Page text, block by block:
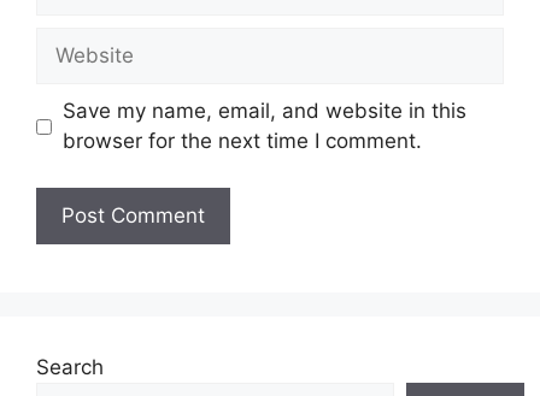
Website
Save my name, email, and website in this
browser for the next time I comment.
Search